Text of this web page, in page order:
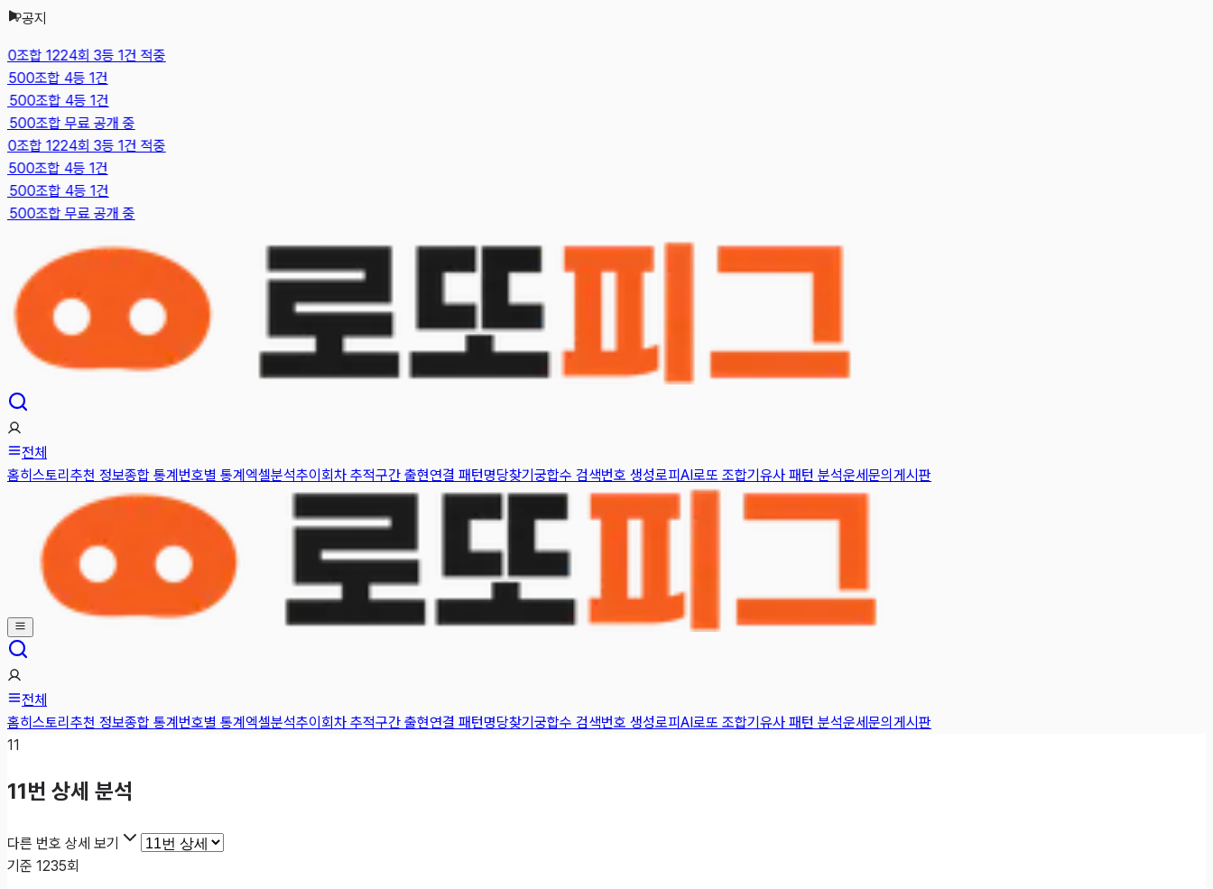
공지
합 1224회 3등 1건 적중
조합 4등 1건
조합 4등 1건
조합 무료 공개 중
합 1224회 3등 1건 적중
조합 4등 1건
조합 4등 1건
조합 무료 공개 중
전체
홈히스토리 추천 정보종합 통계번호별 통계엑셀분석추이 회차 추적구간 출현연결 패턴명당찾기궁합수 검색번호 생성로피AI로또 조합기유사 패턴 분석운세문의게시판
전체
홈히스토리 추천 정보종합 통계번호별 통계엑셀분석추이 회차 추적구간 출현연결 패턴명당찾기궁합수 검색번호 생성로피AI로또 조합기유사 패턴 분석운세문의게시판
11
11번 상세 분석
다른 번호 상세 보기
기준 1235회